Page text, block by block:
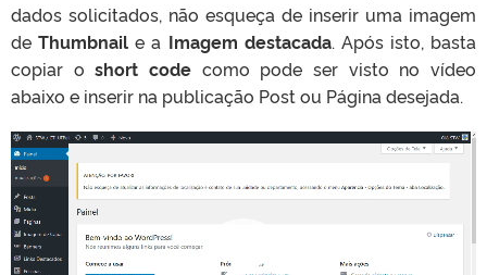
dados solicitados, não esqueça de inserir uma imagem
deThumbnail e a Imagem destacada. Após isto, basta
copiar oshort code como pode ser visto no vídeo
abaixo e inserir na publicação Post ou Página desejada.
T
o
c
a
d
o